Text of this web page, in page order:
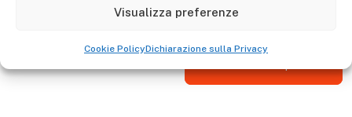
Visualizza preferenze
Cookie PolicyDichiarazione sulla Privacy
D8001 large pvc wheel:GE005 - GE010